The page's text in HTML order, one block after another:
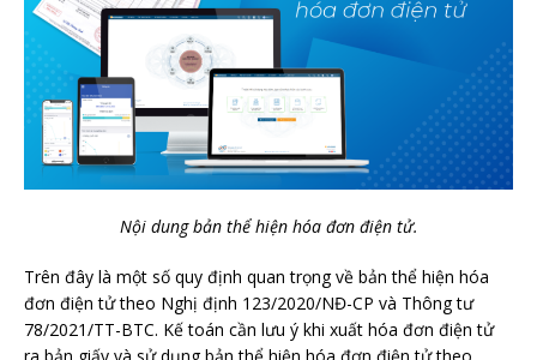
Nội dung bản thể hiện hóa đơn điện tử.
Trên đây là một số quy định quan trọng về bản thể hiện hóa
đơn điện tử theo Nghị định 123/2020/NĐ-CP và Thông tư
78/2021/TT-BTC. Kế toán cần lưu ý khi xuất hóa đơn điện tử